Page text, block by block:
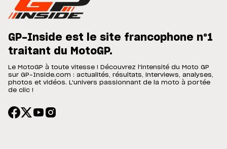
GP-Inside est le site francophone n°1
traitant du MotoGP.
Le MotoGP à toute vitesse ! Découvrez l'intensité du Moto GP
sur GP-Inside.com : actualités, résultats, interviews, analyses,
photos et vidéos. L'univers passionnant de la moto à portée
de clic !